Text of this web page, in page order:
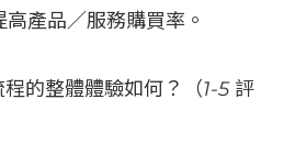
產品／服務購買率。
程的整體體驗如何？（1-5 評